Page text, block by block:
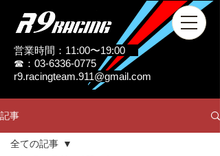
営業時間：11:00〜19:00
☎：03-6336-0775
r9.racingteam.911@gmail.com
記事
全ての記事